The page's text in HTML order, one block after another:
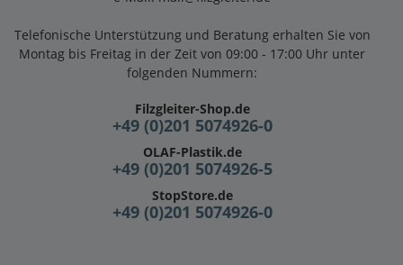
Telefonische Unterstützung und Beratung erhalten Sie von
Montag bis Freitag in der Zeit von 09:00 - 17:00 Uhr unter
folgenden Nummern:
Filzgleiter-Shop.de
+49 (0)201 5074926-0
OLAF-Plastik.de
+49 (0)201 5074926-5
StopStore.de
+49 (0)201 5074926-0